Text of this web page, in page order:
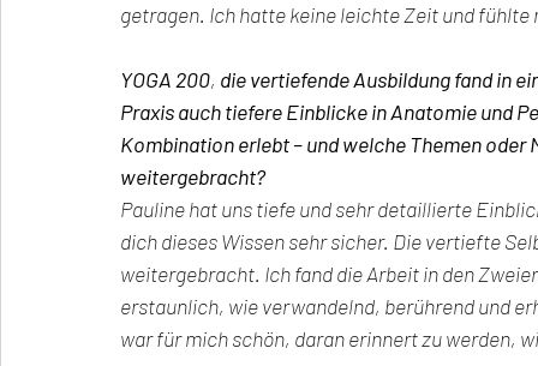
getragen. Ich hatte keine leichte Zeit und
YOGA 200, die vertiefende Ausbildung fand in
Praxis auch tiefere Einblicke in Anatomie und
Kombination erlebt – und welche Themen
weitergebracht?
Pauline hat uns tiefe und sehr detaillierte
dich dieses Wissen sehr sicher. Die vertiefte
weitergebracht. Ich fand die Arbeit in den
erstaunlich, wie verwandelnd, berührend und
war für mich schön, daran erinnert zu werden,